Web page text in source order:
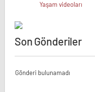
Yaşam videoları
Son Gönderiler
Gönderi bulunamadı